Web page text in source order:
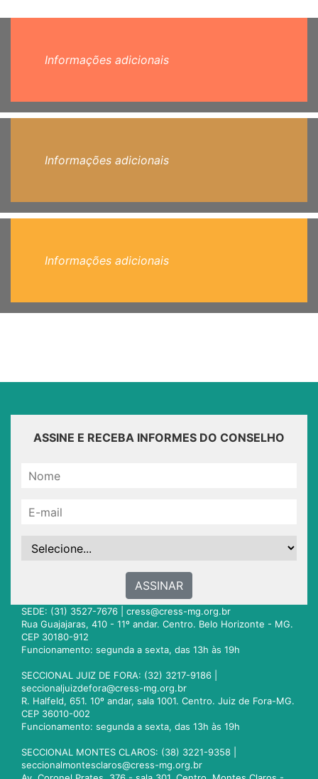
Informações adicionais
Informações adicionais
Informações adicionais
ASSINE E RECEBA INFORMES DO CONSELHO
ASSINAR
SEDE: (31) 3527-7676 | cress@cress-mg.org.br
Rua Guajajaras, 410 - 11º andar. Centro. Belo Horizonte - MG.
CEP 30180-912
Funcionamento: segunda a sexta, das 13h às 19h
SECCIONAL JUIZ DE FORA: (32) 3217-9186 |
seccionaljuizdefora@cress-mg.org.br
R. Halfeld, 651. 10º andar, sala 1001. Centro. Juiz de Fora-MG.
CEP 36010-002
Funcionamento: segunda a sexta, das 13h às 19h
SECCIONAL MONTES CLAROS: (38) 3221-9358 |
seccionalmontesclaros@cress-mg.org.br